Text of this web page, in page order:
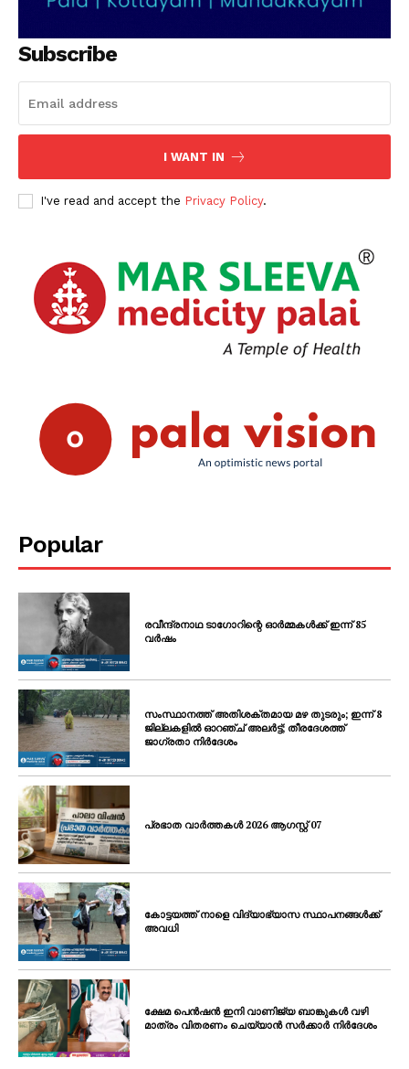
SUBSCRIBE NOW
PALA VISION
Subscription Plans
Subscribe
I WANT IN
I've read and accept the Privacy Policy.
Popular
രവീന്ദ്രനാഥ ടാഗോറിന്റെ ഓർമ്മകൾക്ക് ഇന്ന് 85
വർഷം
സംസ്ഥാനത്ത് അതിശക്തമായ മഴ തുടരും; ഇന്ന് 8
ജില്ലകളിൽ ഓറഞ്ച് അലർട്ട്; തീരദേശത്ത്
ജാഗ്രതാ നിർദേശം
പ്രഭാത വാർത്തകൾ 2026 ആഗസ്റ്റ് 07
കോട്ടയത്ത് നാളെ വിദ്യാഭ്യാസ സ്ഥാപനങ്ങൾക്ക്
അവധി
ക്ഷേമ പെൻഷൻ ഇനി വാണിജ്യ ബാങ്കുകൾ വഴി
മാത്രം വിതരണം ചെയ്യാൻ സർക്കാർ നിർദേശം